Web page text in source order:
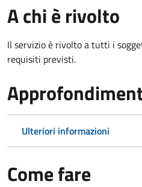
A chi è rivolto
Il servizio è rivolto a tutti i
requisiti previsti.
Ulteriori informazioni
Come fare